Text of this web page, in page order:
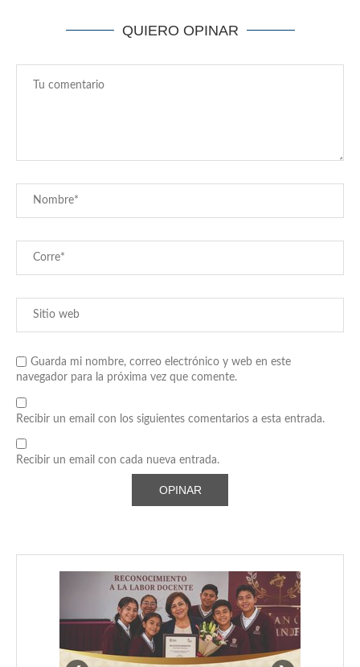
QUIERO OPINAR
Guarda mi nombre, correo electrónico y web en este
navegador para la próxima vez que comente.
Recibir un email con los siguientes comentarios a esta entrada.
Recibir un email con cada nueva entrada.